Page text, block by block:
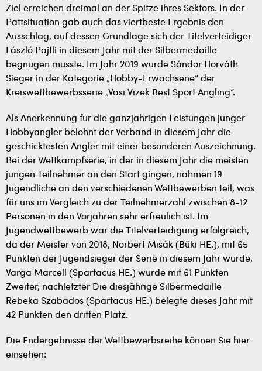
Ziel erreichen dreimal an der Spitze ihres Sektors. In der
Pattsituation gab auch das viertbeste Ergebnis den
Ausschlag, auf dessen Grundlage sich der Titelverteidiger
László Pajtli in diesem Jahr mit der Silbermedaille
begnügen musste. Im Jahr 2019 wurde Sándor Horváth
Sieger in der Kategorie „Hobby-Erwachsene“ der
Kreiswettbewerbsserie „Vasi Vizek Best Sport Angling“.
Als Anerkennung für die ganzjährigen Leistungen junger
Hobbyangler belohnt der Verband in diesem Jahr die
geschicktesten Angler mit einer besonderen Auszeichnung.
Bei der Wettkampfserie, in der in diesem Jahr die meisten
jungen Teilnehmer an den Start gingen, nahmen 19
Jugendliche an den verschiedenen Wettbewerben teil, was
für uns im Vergleich zu der Teilnehmerzahl zwischen 8-12
Personen in den Vorjahren sehr erfreulich ist. Im
Jugendwettbewerb war die Titelverteidigung erfolgreich,
da der Meister von 2018, Norbert Misák (Büki HE.), mit 65
Punkten der Jugendsieger der Serie in diesem Jahr wurde,
Varga Marcell (Spartacus HE.) wurde mit 61 Punkten
Zweiter, nachletzter Die diesjährige Silbermedaille
Rebeka Szabados (Spartacus HE.) belegte dieses Jahr mit
42 Punkten den dritten Platz.
Die Endergebnisse der Wettbewerbsreihe können Sie hier
einsehen: